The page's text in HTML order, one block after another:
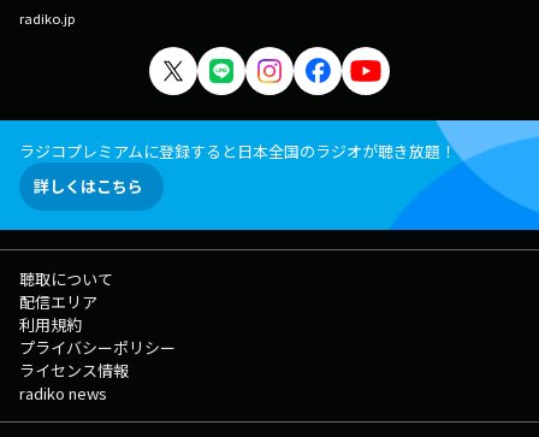
radiko.jp
ラジコプレミアムに登録すると日本全国のラジオが聴き放題！
詳しくはこちら
聴取について
配信エリア
利用規約
プライバシーポリシー
ライセンス情報
radiko news